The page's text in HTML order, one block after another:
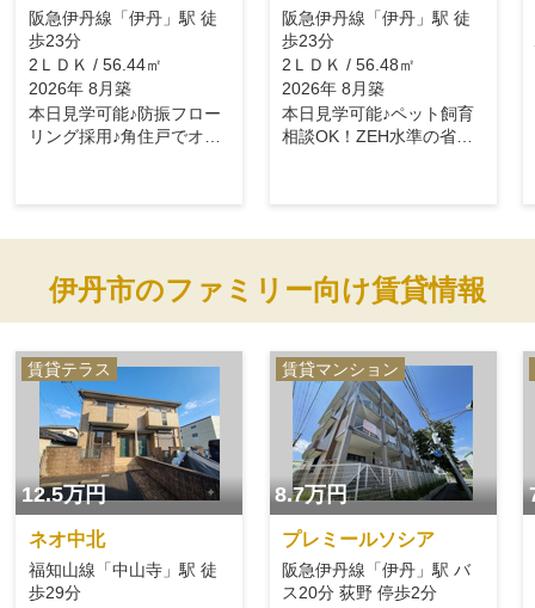
阪急伊丹線「伊丹」駅 徒
歩23分
2ＬＤＫ / 56.44㎡
2026年 8月築
本日見学可能♪防振フロー
リング採用♪角住戸でオス
阪急伊丹線「伊丹」駅 徒
歩23分
2ＬＤＫ / 56.48㎡
2026年 8月築
本日見学可能♪ペット飼育
相談OK！ZEH水準の省エ
伊丹市のファミリー向け賃貸情報
賃貸テラス
12.5万円
ネオ中北
福知山線「中山寺」駅 徒
歩29分
賃貸マンション
8.7万円
プレミールソシア
阪急伊丹線「伊丹」駅 バ
ス20分 荻野 停歩2分